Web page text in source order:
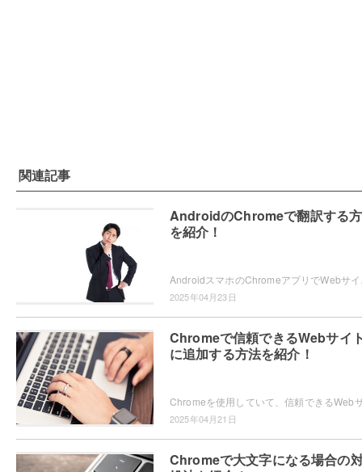
関連記事
AndroidのChromeで翻訳する
を紹介！
2025年04月23日
Chromeで信頼できるWebサイ
に追加する方法を紹介！
2025年04月21日
Chromeで大文字になる場合の